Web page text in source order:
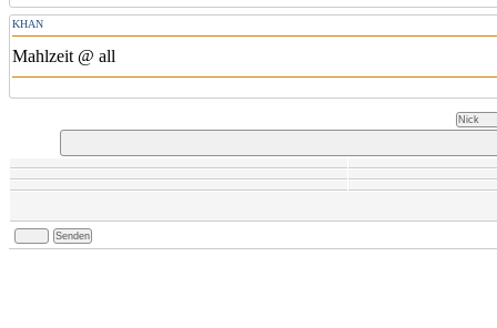
KHAN
Mahlzeit @ all